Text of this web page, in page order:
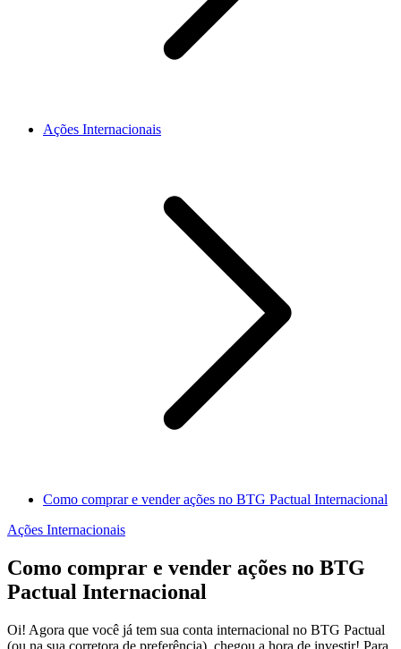
Ações Internacionais
Como comprar e vender ações no BTG Pactual Internacional
Ações Internacionais
Como comprar e vender ações no BTG
Pactual Internacional
Oi! Agora que você já tem sua conta internacional no BTG Pactual